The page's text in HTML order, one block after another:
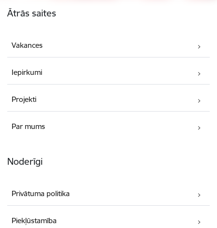
Ātrās saites
Vakances
Iepirkumi
Projekti
Par mums
Noderīgi
Privātuma politika
Piekļūstamība